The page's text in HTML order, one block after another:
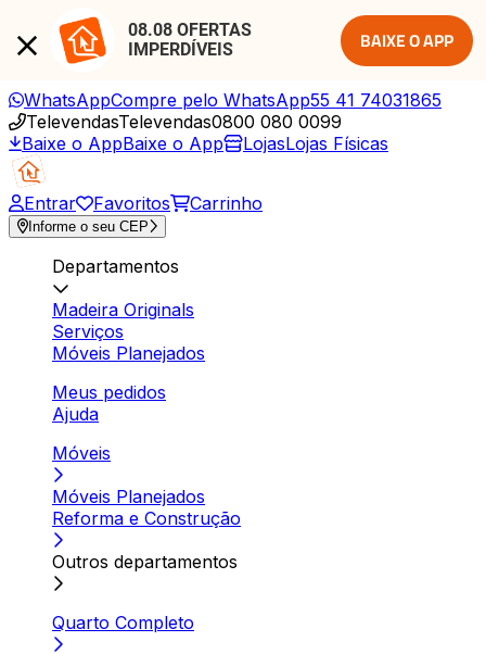
08.08 OFERTAS
IMPERDÍVEIS
BAIXE O APP
WhatsAppCompre pelo WhatsApp55 41 74031865
TelevendasTelevendas0800 080 0099
Baixe o AppBaixe o App LojasLojas Físicas
Entrar Favoritos Carrinho
Informe o seu CEP
Departamentos
Madeira Originals
Serviços
Móveis Planejados
Meus pedidos
Ajuda
Móveis
Móveis Planejados
Reforma e Construção
Outros departamentos
Quarto Completo